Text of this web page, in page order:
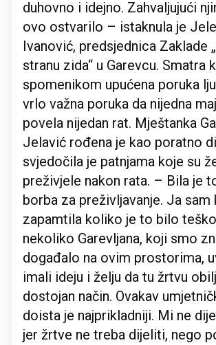
duhovno i idejno. Zahvaljujući
ovo ostvarilo – istaknula je
Ivanović, predsjednica Zaklade
stranu zida“ u Garevcu. Smatra
spomenikom upućena poruka
vrlo važna poruka da nijedna
povela nijedan rat. Mještanka
Jelavić rođena je kao poratno
svjedočila je patnjama koje su
preživjele nakon rata. – Bila je
borba za preživljavanje. Ja sam
zapamtila koliko je to bilo
nekoliko Garevljana, koji smo
događalo na ovim prostorima,
imali ideju i želju da tu žrtvu
dostojan način. Ovakav
doista je najprikladniji. Mi ne
jer žrtve ne treba dijeliti, nego